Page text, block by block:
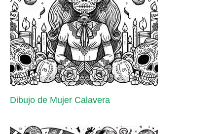
Dibujo de Mujer Calavera